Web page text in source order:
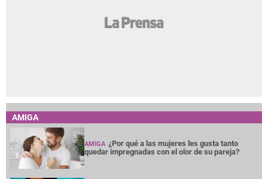
AMIGA
AMIGA ¿Por qué a las mujeres les gusta tanto
quedar impregnadas con el olor de su pareja?